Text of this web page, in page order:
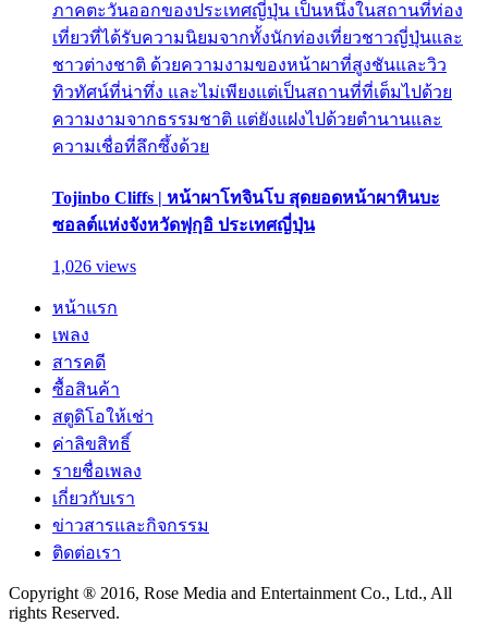
ภาคตะวันออกของประเทศญี่ปุ่น เป็นหนึ่งในสถานที่ท่อง
เที่ยวที่ได้รับความนิยมจากทั้งนักท่องเที่ยวชาวญี่ปุ่นและ
ชาวต่างชาติ ด้วยความงามของหน้าผาที่สูงชันและวิว
ทิวทัศน์ที่น่าทึ่ง และไม่เพียงแต่เป็นสถานที่ที่เต็มไปด้วย
ความงามจากธรรมชาติ แต่ยังแฝงไปด้วยตำนานและ
ความเชื่อที่ลึกซึ้งด้วย
Tojinbo Cliffs | หน้าผาโทจินโบ สุดยอดหน้าผาหินบะ
ซอลต์แห่งจังหวัดฟุกุอิ ประเทศญี่ปุ่น
1,026 views
หน้าแรก
เพลง
สารคดี
ซื้อสินค้า
สตูดิโอให้เช่า
ค่าลิขสิทธิ์
รายชื่อเพลง
เกี่ยวกับเรา
ข่าวสารและกิจกรรม
ติดต่อเรา
Copyright ® 2016, Rose Media and Entertainment Co., Ltd., All
rights Reserved.